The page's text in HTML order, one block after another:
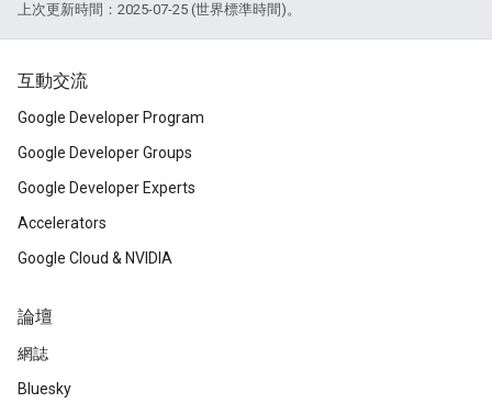
上次更新時間：2025-07-25 (世界標準時間)。
互動交流
Google Developer Program
Google Developer Groups
Google Developer Experts
Accelerators
Google Cloud & NVIDIA
論壇
網誌
Bluesky